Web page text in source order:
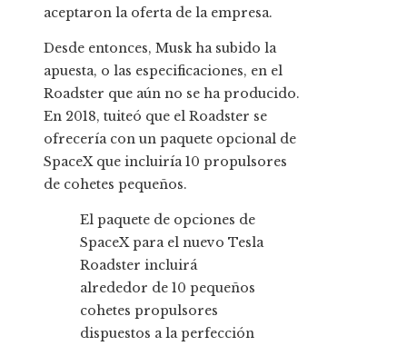
aceptaron la oferta de la empresa.
Desde entonces, Musk ha subido la
apuesta, o las especificaciones, en el
Roadster que aún no se ha producido.
En 2018, tuiteó que el Roadster se
ofrecería con un paquete opcional de
SpaceX que incluiría 10 propulsores
de cohetes pequeños.
El paquete de opciones de
SpaceX para el nuevo Tesla
Roadster incluirá
alrededor de 10 pequeños
cohetes propulsores
dispuestos a la perfección